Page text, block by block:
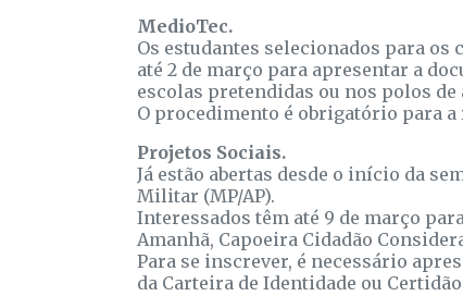
MedioTec.
Os estudantes selecionados para
até 2 de março para apresentar a
escolas pretendidas ou nos polos
O procedimento é obrigatório para
Projetos Sociais.
Já estão abertas desde o início da
Militar (MP/AP).
Interessados têm até 9 de março
Amanhã, Capoeira Cidadão
Para se inscrever, é necessário
da Carteira de Identidade ou